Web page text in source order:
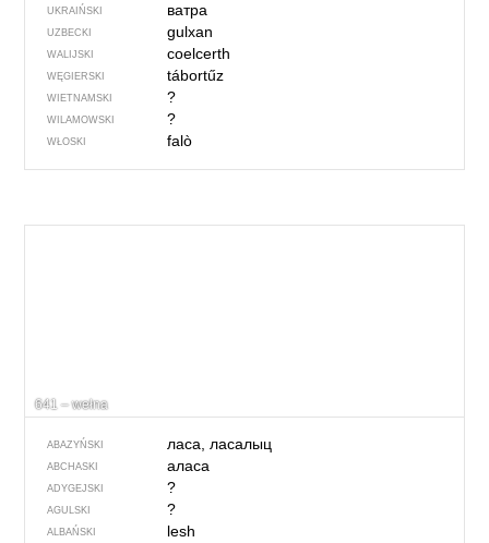
UKRAIŃSKI ватра
UZBECKI gulxan
WALIJSKI coelcerth
WĘGIERSKI tábortűz
WIETNAMSKI ?
WILAMOWSKI ?
WŁOSKI falò
641 – wełna
ABAZYŃSKI ласа, ласалыц
ABCHASKI аласа
ADYGEJSKI ?
AGULSKI ?
ALBAŃSKI lesh